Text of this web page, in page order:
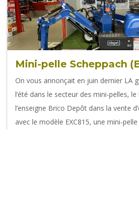
Mini-pelle Scheppach
On vous annonçait en juin dernier LA
l’été dans le secteur des mini-pelles,
l’enseigne Brico Depôt dans la vente
avec le modèle EXC815, une mini-pelle